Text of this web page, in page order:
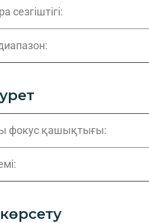
сезгіштігі:
фокус қашықтығы: